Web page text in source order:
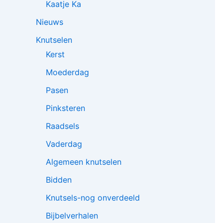
Kaatje Ka
Nieuws
Knutselen
Kerst
Moederdag
Pasen
Pinksteren
Raadsels
Vaderdag
Algemeen knutselen
Bidden
Knutsels-nog onverdeeld
Bijbelverhalen